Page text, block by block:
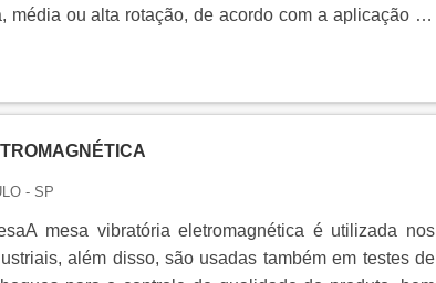
média ou alta rotação, de acordo com a aplicação de
para saber mais!...
- SP
mesa vibratória eletromagnética é utilizada nos
além disso, são usadas também em testes de